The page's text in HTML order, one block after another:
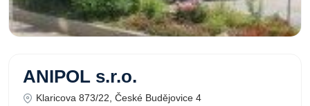
ANIPOL s.r.o.
Klaricova 873/22, České Budějovice 4